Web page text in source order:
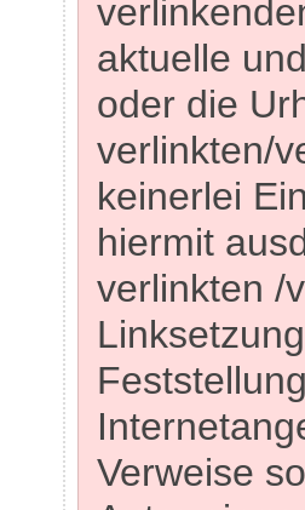
aktuelle
oder die
verlinkten/
keinerlei
hiermit
verlinkten /
Verweise